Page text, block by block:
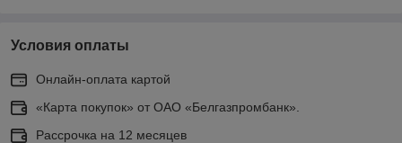
Условия оплаты
Онлайн-оплата картой
«Карта покупок» от ОАО «Белгазпромбанк».
Рассрочка на 12 месяцев